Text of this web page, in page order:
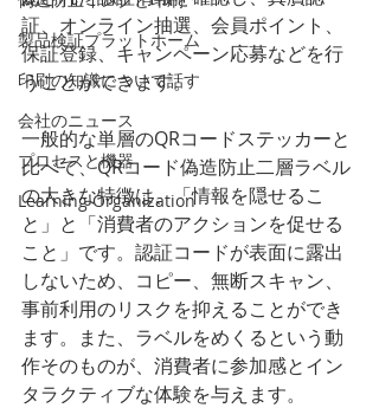
製品検証プラットホーム
印刷の知識について話す
会社のニュース
プロセスと機器
Learning Organization
証、オンライン抽選、会員ポイント、
保証登録、キャンペーン応募などを行
うことができます。
一般的な単層のQRコードステッカーと
比べて、QRコード偽造防止二層ラベル
の大きな特徴は、「情報を隠せるこ
と」と「消費者のアクションを促せる
こと」です。認証コードが表面に露出
しないため、コピー、無断スキャン、
事前利用のリスクを抑えることができ
ます。また、ラベルをめくるという動
作そのものが、消費者に参加感とイン
タラクティブな体験を与えます。